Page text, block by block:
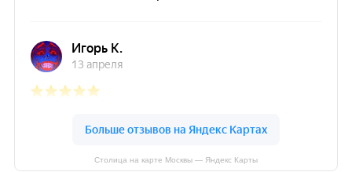
Столица на карте Москвы — Яндекс Карты